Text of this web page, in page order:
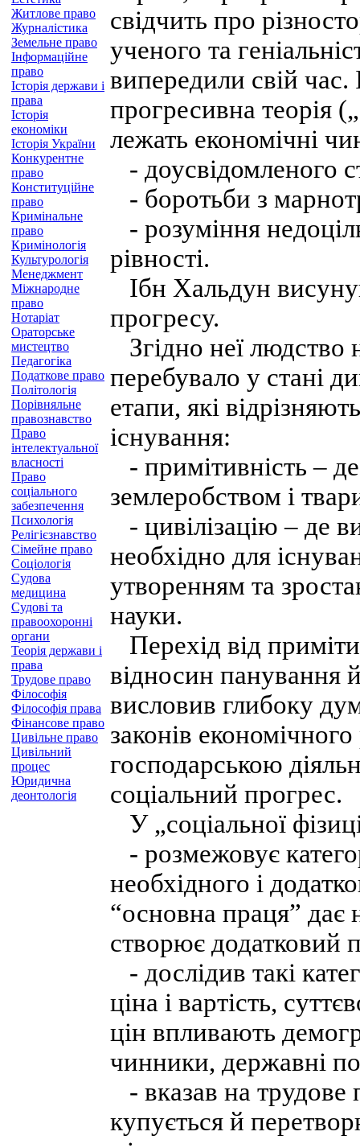
Житлове право
Журналістика
Земельне право
Інформаційне
право
Історія держави і
права
Історія
економіки
Історія України
Конкурентне
право
Конституційне
право
Кримінальне
право
Кримінологія
Культурологія
Менеджмент
Міжнародне
право
Нотаріат
Ораторське
мистецтво
Педагогіка
Податкове право
Політологія
Порівняльне
правознавство
Право
інтелектуальної
власності
Право
соціального
забезпечення
Психологія
Релігієзнавство
Сімейне право
Соціологія
Судова
медицина
Судові та
правоохоронні
органи
Теорія держави і
права
Трудове право
Філософія
Філософія права
Фінансове право
Цивільне право
Цивільний
процес
Юридична
деонтологія
свідчить про
ученого та
випередили свій
прогресивна теорія
лежать економічні
- доусвідомленого
- боротьби з
- розуміння
рівності.
Ібн Хальдун
прогресу.
Згідно неї людство
перебувало у стані
етапи, які
існування:
- примітивність –
землеробством і
- цивілізацію – де
необхідно для
утворенням та
науки.
Перехід від
відносин панування
висловив глибоку
законів
господарською
соціальний прогрес.
У „соціальної
- розмежовує
необхідного і
“основна праця” дає
створює додатковий
- дослідив такі
ціна і вартість,
цін впливають
чинники, державні
- вказав на
купується й